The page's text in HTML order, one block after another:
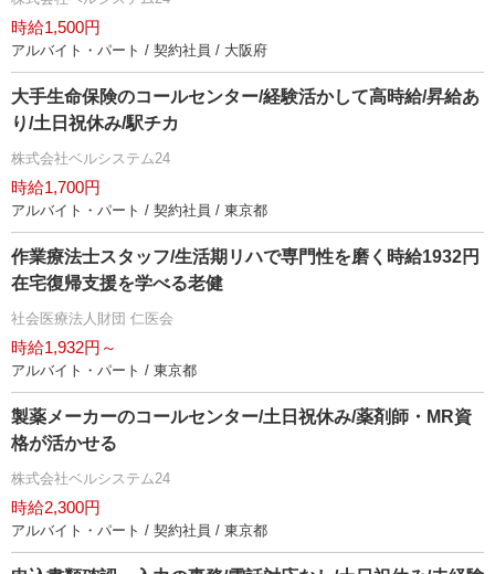
時給1,500円
アルバイト・パート / 契約社員 / 大阪府
大手生命保険のコールセンター/経験活かして高時給/昇給あ
り/土日祝休み/駅チカ
株式会社ベルシステム24
時給1,700円
アルバイト・パート / 契約社員 / 東京都
作業療法士スタッフ/生活期リハで専門性を磨く時給1932円
在宅復帰支援を学べる老健
社会医療法人財団 仁医会
時給1,932円～
アルバイト・パート / 東京都
製薬メーカーのコールセンター/土日祝休み/薬剤師・MR資
格が活かせる
株式会社ベルシステム24
時給2,300円
アルバイト・パート / 契約社員 / 東京都